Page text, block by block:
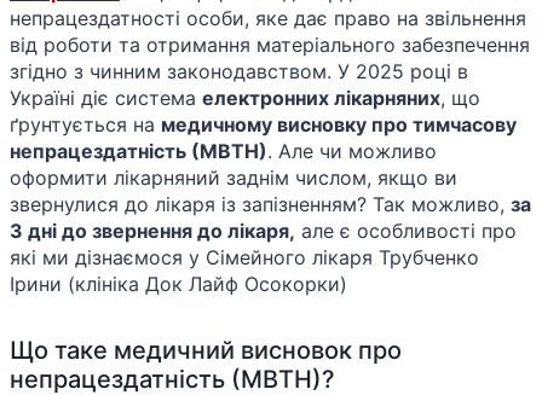
непрацездатності особи, яке дає право на звільнення
від роботи та отримання матеріального забезпечення
згідно з чинним законодавством. У 2025 році в
Україні діє система електронних лікарняних, що
ґрунтується на медичному висновку про тимчасову
непрацездатність (МВТН). Але чи можливо
оформити лікарняний заднім числом, якщо ви
звернулися до лікаря із запізненням? Так можливо, за
3 дні до звернення до лікаря, але є особливості про
які ми дізнаємося у Сімейного лікаря Трубченко
Ірини (клініка Док Лайф Осокорки)
Що таке медичний висновок про
непрацездатність (МВТН)?